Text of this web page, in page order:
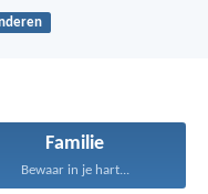
Familie
Bewaar in je hart...